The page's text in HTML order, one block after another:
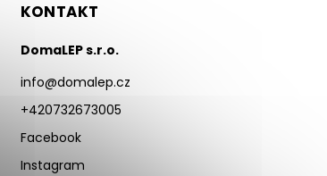
KONTAKT
DomaLEP s.r.o.
info@domalep.cz
+420732673005
Facebook
Instagram